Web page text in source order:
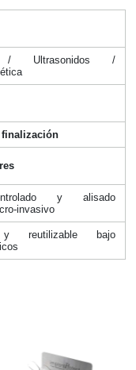
/ Ultrasonidos /
finalización
y alisado
invasivo
y reutilizable bajo